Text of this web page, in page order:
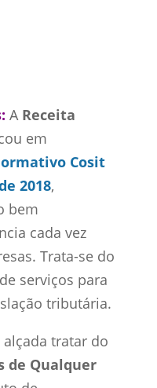
A Receita
em
Cosit
2018,
bem
cada vez
Trata-se do
serviços para
tributária.
tratar do
de Qualquer